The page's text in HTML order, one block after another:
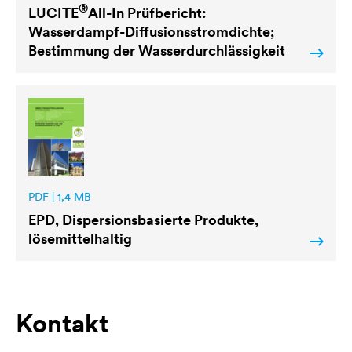
LUCITE®All-In Prüfbericht:
Wasserdampf-Diffusionsstromdichte;
Bestimmung der Wasserdurchlässigkeit
PDF | 1,4 MB
EPD, Dispersionsbasierte Produkte,
lösemittelhaltig
Kontakt